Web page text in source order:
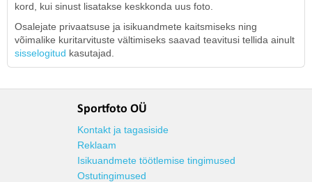
kord, kui sinust lisatakse keskkonda uus foto.
Osalejate privaatsuse ja isikuandmete kaitsmiseks ning
võimalike kuritarvituste vältimiseks saavad teavitusi tellida ainult
sisselogitud kasutajad.
Sportfoto OÜ
Kontakt ja tagasiside
Reklaam
Isikuandmete töötlemise tingimused
Ostutingimused